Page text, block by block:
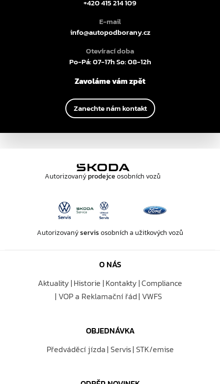
+420 415 214 109
E-mail
info@autopodborany.cz
Otevírací doba
Po-Pá: 07-17h So: 08-12h
Zavoláme vám zpět
Zanechte nám kontakt
Autorizovanýprodejceosobních vozů
Autorizovanýservisosobních a užitkových vozů
O NÁS
Aktuality Historie Kontakty Compliance
VOP a Reklamační řád VWFS
OBJEDNÁVKA
Předváděcí jízda Servis STK/emise